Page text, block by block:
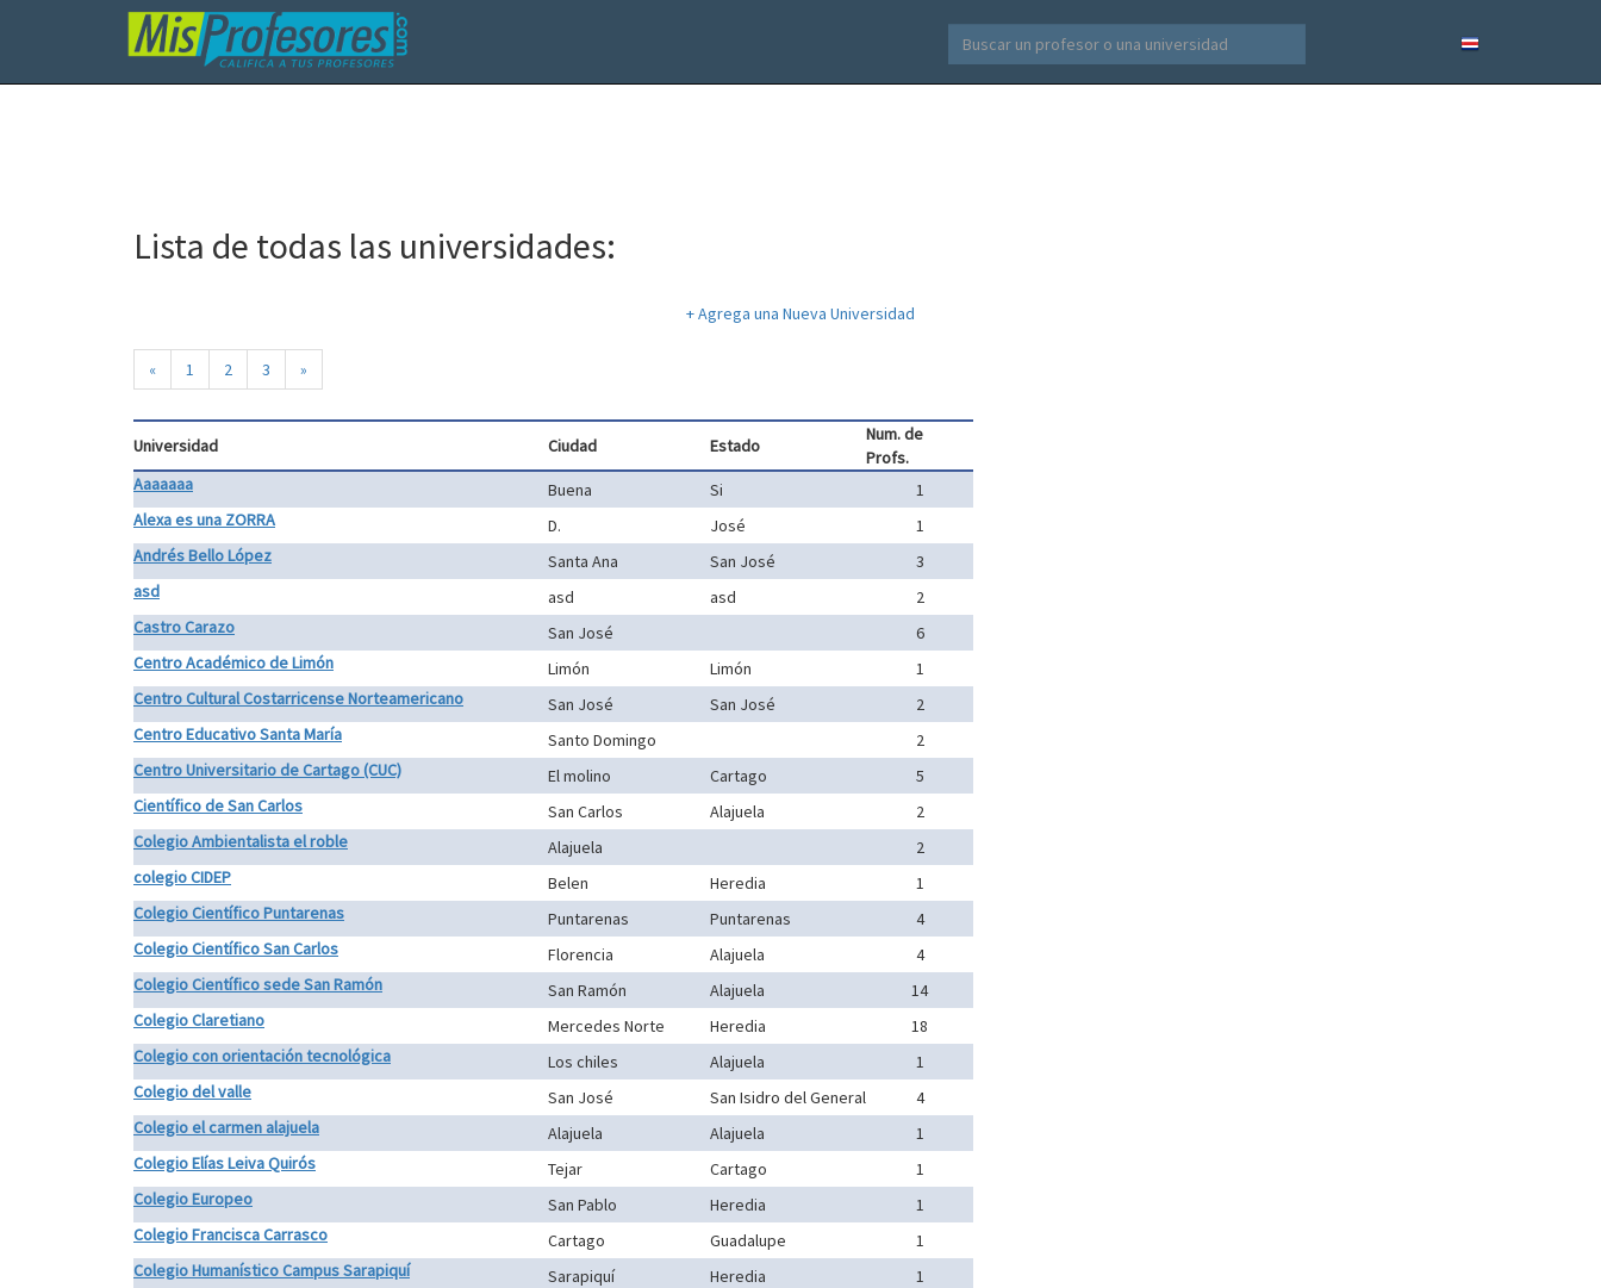
Lista de todas las universidades:
+ Agrega una Nueva Universidad
« 1 2 3 »
Universidad Ciudad Estado
Num. de
Profs.
Aaaaaaa
Buena Si
1
Alexa es una ZORRA
D. José
1
Andrés Bello López
Santa Ana San José
3
asd
asd asd
2
Castro Carazo
San José
6
Centro Académico de Limón
Limón Limón
1
Centro Cultural Costarricense Norteamericano
San José San José
2
Centro Educativo Santa María
Santo Domingo
2
Centro Universitario de Cartago (CUC)
El molino Cartago
5
Científico de San Carlos
San Carlos Alajuela
2
Colegio Ambientalista el roble
Alajuela
2
colegio CIDEP
Belen Heredia
1
Colegio Científico Puntarenas
Puntarenas Puntarenas
4
Colegio Científico San Carlos
Florencia Alajuela
4
Colegio Científico sede San Ramón
San Ramón Alajuela
14
Colegio Claretiano
Mercedes Norte Heredia
18
Colegio con orientación tecnológica
Los chiles Alajuela
1
Colegio del valle
San José San Isidro del General
4
Colegio el carmen alajuela
Alajuela Alajuela
1
Colegio Elías Leiva Quirós
Tejar Cartago
1
Colegio Europeo
San Pablo Heredia
1
Colegio Francisca Carrasco
Cartago Guadalupe
1
Colegio Humanístico Campus Sarapiquí
Sarapiquí Heredia
1